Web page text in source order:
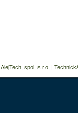
AlejTech, spol. s r.o. |